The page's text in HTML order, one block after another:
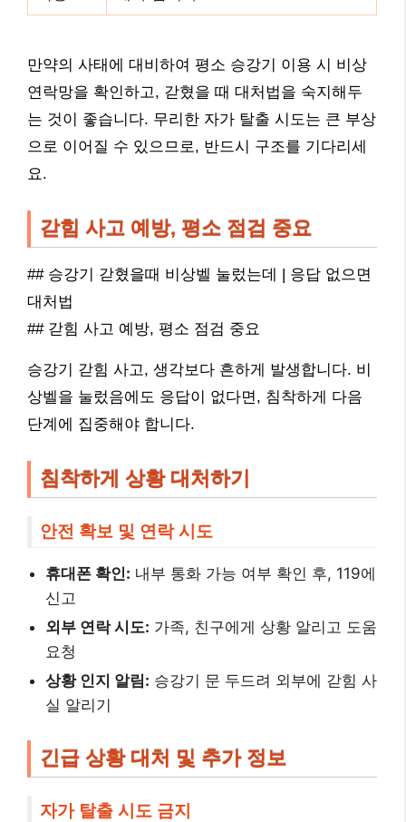
만약의 사태에 대비하여 평소 승강기 이용 시 비상
연락망을 확인하고, 갇혔을 때 대처법을 숙지해두
는 것이 좋습니다. 무리한 자가 탈출 시도는 큰 부상
으로 이어질 수 있으므로, 반드시 구조를 기다리세
요.
갇힘 사고 예방, 평소 점검 중요
## 승강기 갇혔을때 비상벨 눌렀는데 | 응답 없으면
대처법
## 갇힘 사고 예방, 평소 점검 중요
승강기 갇힘 사고, 생각보다 흔하게 발생합니다. 비
상벨을 눌렀음에도 응답이 없다면, 침착하게 다음
단계에 집중해야 합니다.
침착하게 상황 대처하기
안전 확보 및 연락 시도
휴대폰 확인: 내부 통화 가능 여부 확인 후, 119에
신고
외부 연락 시도: 가족, 친구에게 상황 알리고 도움
요청
상황 인지 알림: 승강기 문 두드려 외부에 갇힘 사
실 알리기
긴급 상황 대처 및 추가 정보
자가 탈출 시도 금지